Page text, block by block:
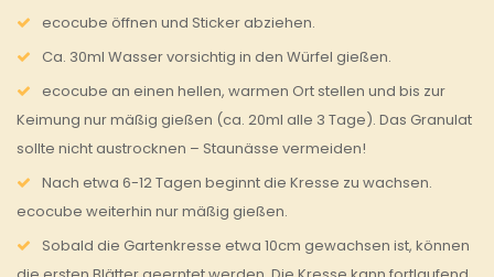
ecocube öffnen und Sticker abziehen.
Ca. 30ml Wasser vorsichtig in den Würfel gießen.
ecocube an einen hellen, warmen Ort stellen und bis zur
Keimung nur mäßig gießen (ca. 20ml alle 3 Tage). Das Granulat
sollte nicht austrocknen – Staunässe vermeiden!
Nach etwa 6-12 Tagen beginnt die Kresse zu wachsen.
ecocube weiterhin nur mäßig gießen.
Sobald die Gartenkresse etwa 10cm gewachsen ist, können